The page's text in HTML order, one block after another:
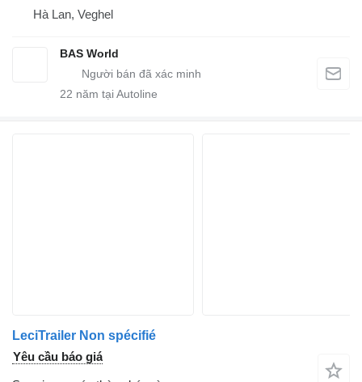
Hà Lan, Veghel
BAS World
22 năm tại Autoline
LeciTrailer Non spécifié
Yêu cầu báo giá